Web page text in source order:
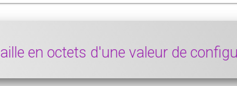
en octets d'une valeur de